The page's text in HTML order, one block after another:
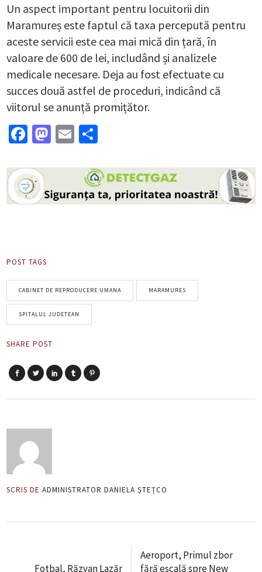
Un aspect important pentru locuitorii din
Maramureș este faptul că taxa percepută pentru
aceste servicii este cea mai mică din țară, în
valoare de 600 de lei, includând și analizele
medicale necesare. Deja au fost efectuate cu
succes două astfel de proceduri, indicând că
viitorul se anunță promițător.
Facebook
Mastodon
Email
POST TAGS
CABINET DE REPRODUCERE UMANA MARAMURES
SPITALUL JUDETEAN
SHARE POST
SCRIS DE ADMINISTRATOR DANIELA ȘTEȚCO
Fotbal, Răzvan Lazăr
Aeroport, Primul zbor
fără escală spre New